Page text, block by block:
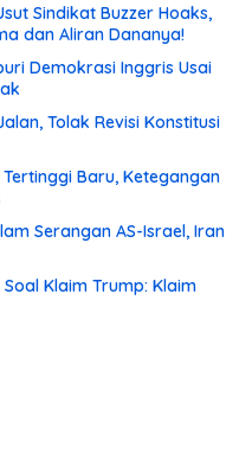
Sindikat Buzzer Hoaks,
dan Aliran Dananya!
Demokrasi Inggris Usai
Tolak Revisi Konstitusi
Baru, Ketegangan
Serangan AS-Israel, Iran
Klaim Trump: Klaim